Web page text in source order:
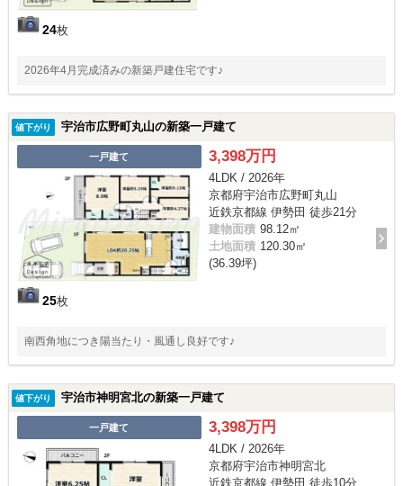
24枚
2026年4月完成済みの新築戸建住宅です♪
値下がり 宇治市広野町丸山の新築一戸建て
一戸建て
25枚
3,398万円
4LDK / 2026年
京都府宇治市広野町丸山
近鉄京都線 伊勢田 徒歩21分
建物面積 98.12㎡
土地面積 120.30㎡
(36.39坪)
南西角地につき陽当たり・風通し良好です♪
値下がり 宇治市神明宮北の新築一戸建て
一戸建て 3,398万円
4LDK / 2026年
京都府宇治市神明宮北
近鉄京都線 伊勢田 徒歩10分